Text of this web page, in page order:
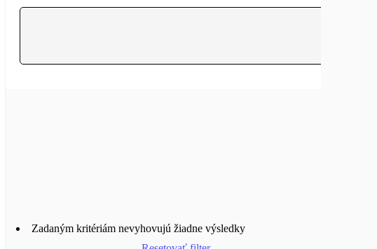
Zadaným kritériám nevyhovujú žiadne výsledky